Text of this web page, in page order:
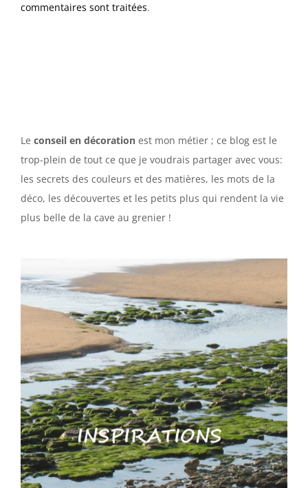
commentaires sont traitées.
Le conseil en décoration est mon métier ; ce blog est le
trop-plein de tout ce que je voudrais partager avec vous:
les secrets des couleurs et des matières, les mots de la
déco, les découvertes et les petits plus qui rendent la vie
plus belle de la cave au grenier !